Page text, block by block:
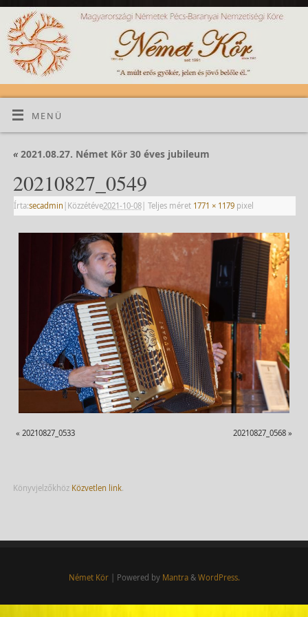
MENÜ
«2021.08.27. Német Kör 30 éves jubileum
20210827_0549
Írta:secadmin | Közzétéve2021-10-08| Teljes méret 1771 × 1179pixel
« 20210827_0533 20210827_0568 »
Könyvjelzőkhöz Közvetlen link.
Német Kör| Powered by Mantra& WordPress.